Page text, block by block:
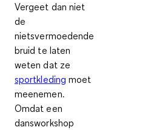
Vergeet dan niet
de
nietsvermoedende
bruid te laten
weten dat ze
sportkleding moet
meenemen.
Omdat een
dansworkshop